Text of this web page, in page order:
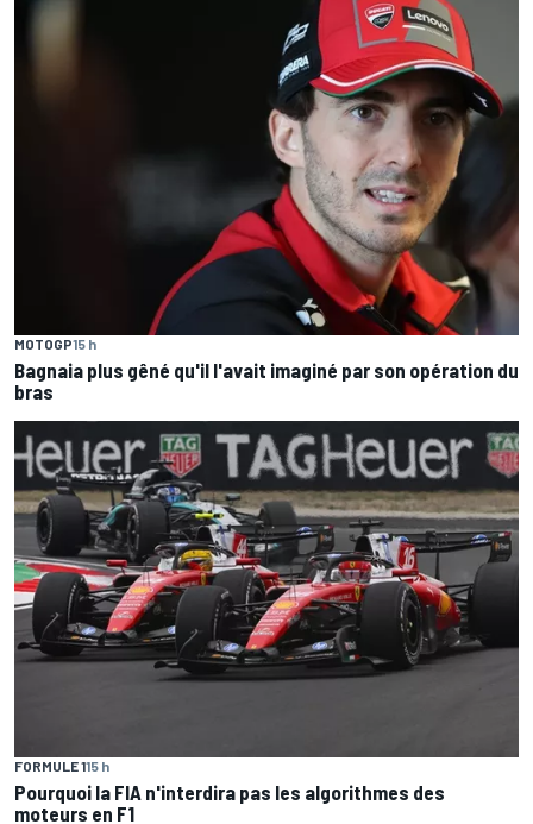
MOTOGP15 h
Bagnaia plus gêné qu'il l'avait imaginé par son opération du
bras
FORMULE 115 h
Pourquoi la FIA n'interdira pas les algorithmes des
moteurs en F1